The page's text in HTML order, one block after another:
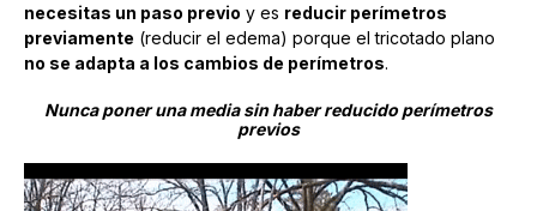
necesitas un paso previo y es reducir perímetros
previamente (reducir el edema) porque el tricotado plano
no se adapta a los cambios de perímetros.
Nunca poner una media sin haber reducido perímetros
previos